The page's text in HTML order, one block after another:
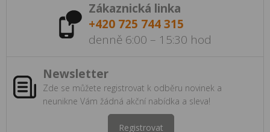
Zákaznická linka
+420 725 744 315
denně 6:00 – 15:30 hod
Newsletter
Zde se můžete registrovat k odběru novinek a
neunikne Vám žádná akční nabídka a sleva!
Registrovat